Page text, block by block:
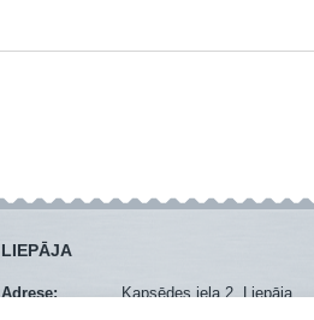
LIEPĀJA
Adrese:
Kapsēdes iela 2, Liepāja